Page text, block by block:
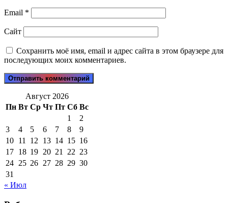
Email *
Сайт
Сохранить моё имя, email и адрес сайта в этом браузере для
последующих моих комментариев.
Август 2026
Пн Вт Ср Чт Пт Сб Вс
1
2
3
4 5 6 7 8
9
10 11 12 13 14 15 16
17 18 19 20 21 22 23
24 25 26 27 28 29 30
31
« Июл